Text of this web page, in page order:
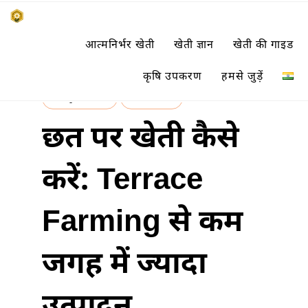
SUBSISTENCE FARMING
किसानों के साथ, किसानों के लिए
आत्मनिर्भर खेती खेती ज्ञान खेती की गाइड
कृषि उपकरण हमसे जुड़ें
छत पर खेती कैसे
करें: Terrace
Farming से कम
जगह में ज्यादा